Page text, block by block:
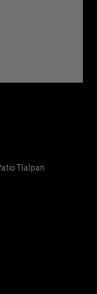
Tlalpan